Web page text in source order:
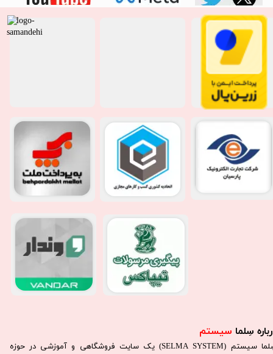
سِلما سیستم​​​​​​​
سِلما سيستم (SELMA SYSTEM) یک سایت فروشگاهی و آموزشی در حوزه